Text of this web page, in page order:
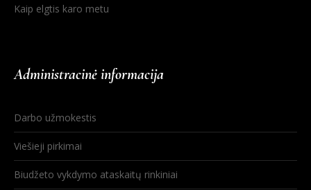
Kaip elgtis karo metu
Administracinė informacija
Darbo užmokestis
Viešieji pirkimai
Biudžeto vykdymo ataskaitų rinkiniai